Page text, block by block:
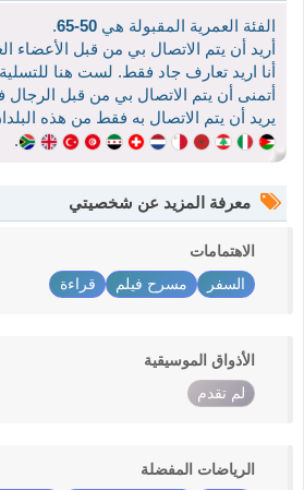
الفئة العمرية المقبولة هي 50-65
.
أريد أن يتم الاتصال بي من قبل الأعضاء
أنا اريد تعارف جاد فقط. لست هنا
أتمنى أن يتم الاتصال بي من قبل
يريد أن يتم الاتصال به فقط من هذه
.
معرفة المزيد عن شخصيتي
الاهتمامات
السفر مسرح فيلم قراءة
الأذواق الموسيقية
لم تقدم
الرياضات المفضلة